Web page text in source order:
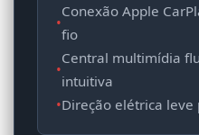
•
Conexão Apple
fio
•
Central multimídia
intuitiva
•Direção elétrica